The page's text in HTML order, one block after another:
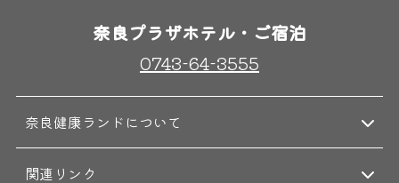
奈良プラザホテル・ご宿泊
0743-64-3555
奈良健康ランドについて
関連リンク